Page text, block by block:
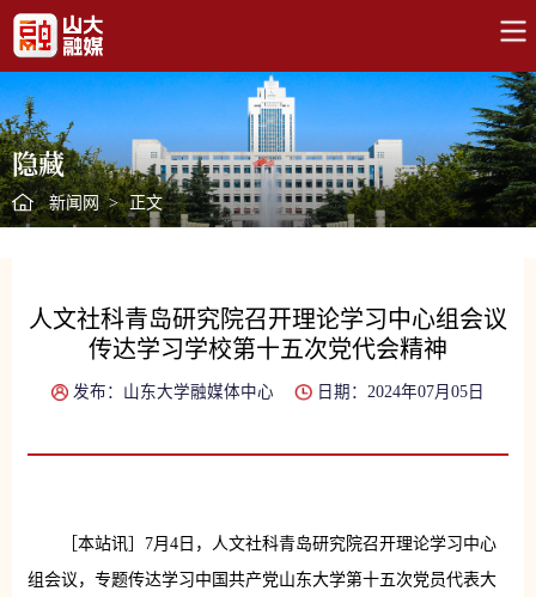
隐藏
新闻网 > 正文
人文社科青岛研究院召开理论学习中心组会议
传达学习学校第十五次党代会精神
发布：山东大学融媒体中心 日期：2024年07月05日
［本站讯］7月4日，人文社科青岛研究院召开理论学习中心
组会议，专题传达学习中国共产党山东大学第十五次党员代表大